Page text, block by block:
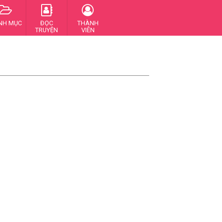
MỤC
ĐỌC
TRUYỆN
THÀNH
VIÊN